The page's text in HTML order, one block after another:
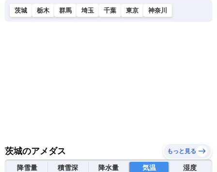
茨城 栃木 群馬 埼玉 千葉 東京 神奈川
茨城のアメダス もっと見る
降雪量 積雪深 降水量 気温 湿度